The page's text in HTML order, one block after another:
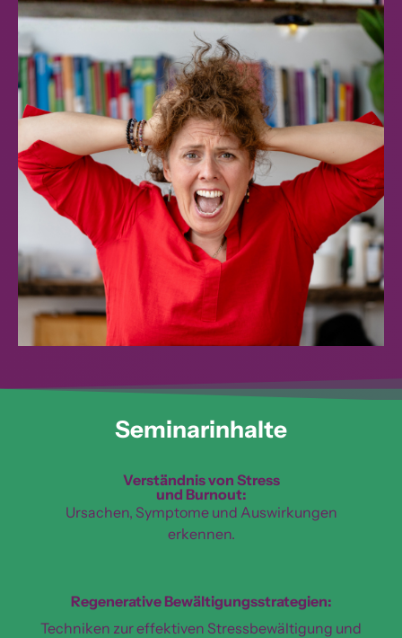
Seminarinhalte
Verständnis von Stress
und Burnout:
Ursachen, Symptome und Auswirkungen
erkennen.
Regenerative Bewältigungsstrategien:
Techniken zur effektiven Stressbewältigung und